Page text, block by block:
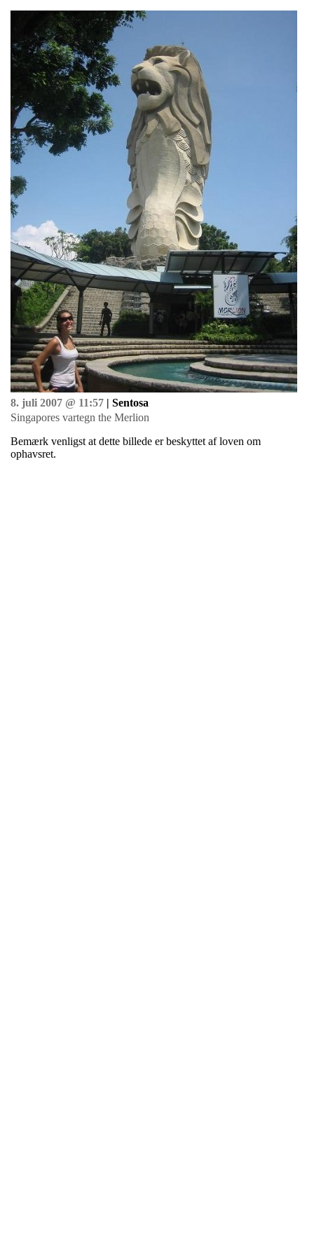
8. juli 2007 @ 11:57 | Sentosa
Singapores vartegn the Merlion
Bemærk venligst at dette billede er beskyttet af loven om
ophavsret.